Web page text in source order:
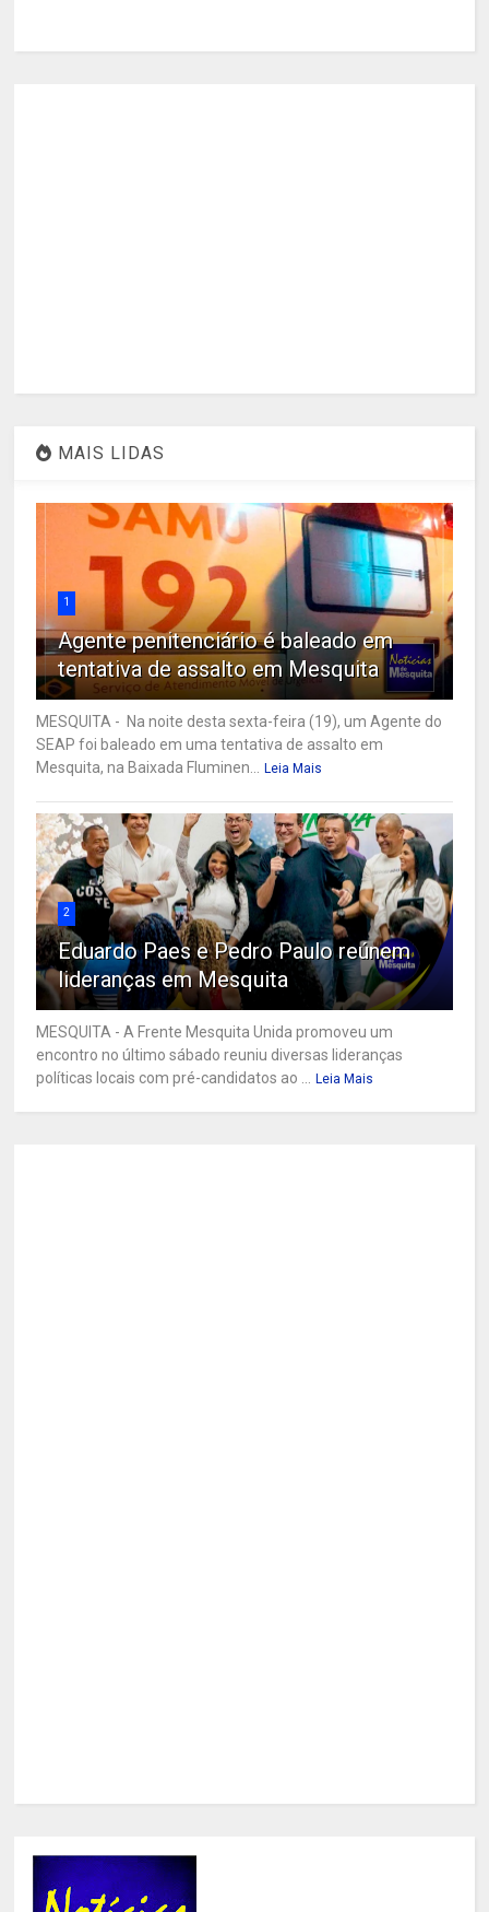
MAIS LIDAS
1
Agente penitenciário é baleado em
tentativa de assalto em Mesquita
MESQUITA - Na noite desta sexta-feira (19), um Agente do
SEAP foi baleado em uma tentativa de assalto em
Mesquita, na Baixada Fluminen...
Leia Mais
2
Eduardo Paes e Pedro Paulo reúnem
lideranças em Mesquita
MESQUITA - A Frente Mesquita Unida promoveu um
encontro no último sábado reuniu diversas lideranças
políticas locais com pré-candidatos ao ...
Leia Mais